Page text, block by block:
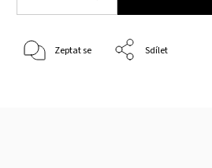
Zeptat se Sdílet